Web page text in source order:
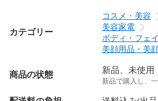
カテゴリー
コスメ・美容
美容家電
ボディ・フェ
美顔用品・美
商品の状態 新品、未使用
新品で購入し、